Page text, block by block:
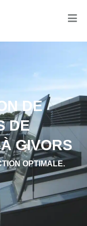
DE
DE
GIVORS
OPTIMALE.